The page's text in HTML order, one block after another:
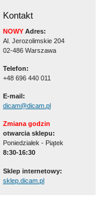
Kontakt
NOWY Adres:
Al. Jerozolimskie 204
02-486 Warszawa
Telefon:
+48 696 440 011
E-mail:
dicam@dicam.pl
Zmiana godzin
otwarcia sklepu:
Poniedziałek - Piątek
8:30-16:30
Sklep internetowy:
sklep.dicam.pl